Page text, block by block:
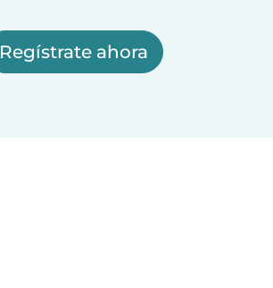
Regístrate ahora